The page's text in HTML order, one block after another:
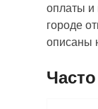
оплаты и
городе
описаны